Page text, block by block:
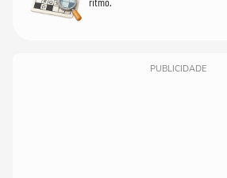
PUBLICIDADE